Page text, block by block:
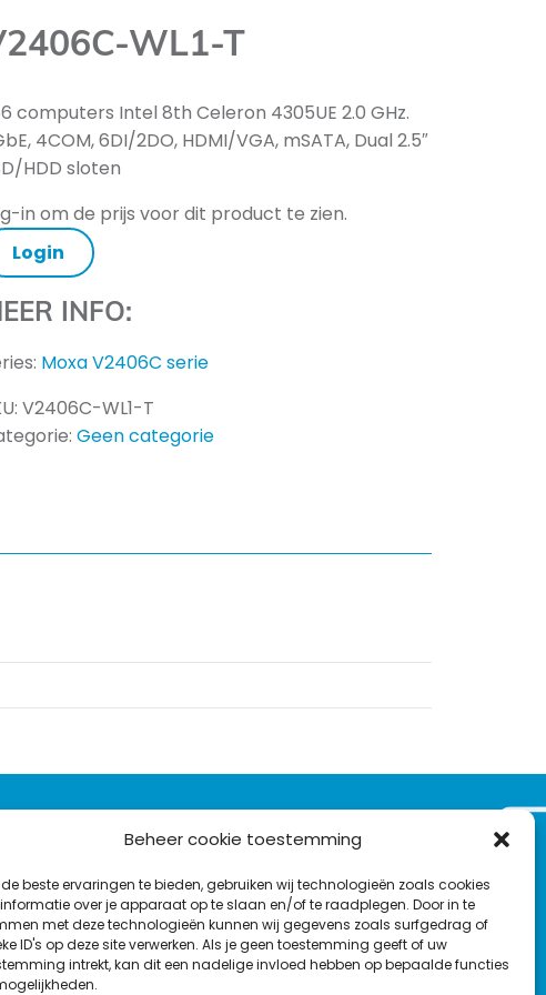
Beheer cookie toestemming
beste ervaringen te bieden, gebruiken wij technologieën zoals cookies
over je apparaat op te slaan en/of te raadplegen. Door in te
met deze technologieën kunnen wij gegevens zoals surfgedrag of
ID's op deze site verwerken. Als je geen toestemming geeft of uw
intrekt, kan dit een nadelige invloed hebben op bepaalde functies
WL1-T
computers Intel 8th Celeron 4305UE 2.0 GHz.
4COM, 6DI/2DO, HDMI/VGA, mSATA, Dual 2.5″
HDD sloten
in om de prijs voor dit product te zien.
Login
INFO:
Moxa V2406C serie
V2406C-WL1-T
Geen categorie
VOLG ONS OP:
L
i
nT
w
F
a
c
Y
o
u
C
o
n